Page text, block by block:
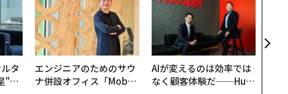
タ
"。
エンジニアのためのサウ
ナ併設オフィス「Mobiu
AIが変えるのは効率では
なく顧客体験だ──Hub
ビジ